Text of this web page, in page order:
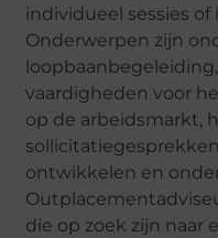
individueel sessies
Onderwerpen zijn
vaardigheden voor
op de arbeidsmarkt,
ontwikkelen en
die op zoek zijn naar